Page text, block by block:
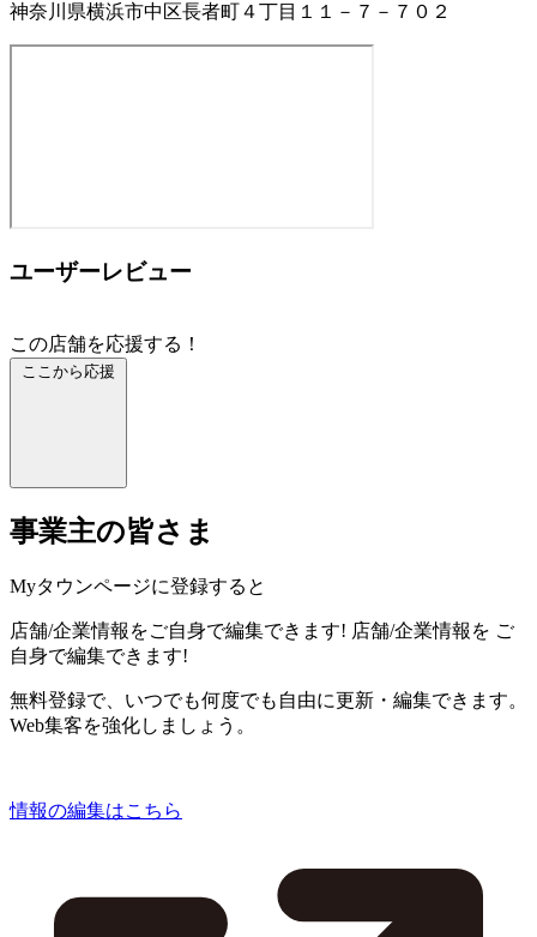
神奈川県横浜市中区長者町４丁目１１－７－７０２
ユーザーレビュー
この店舗を応援する！
ここから応援
事業主の皆さま
Myタウンページに登録すると
店舗/企業情報をご自身で編集できます! 店舗/企業情報を ご
自身で編集できます!
無料登録で、いつでも何度でも自由に更新・編集できます。
Web集客を強化しましょう。
情報の編集はこちら